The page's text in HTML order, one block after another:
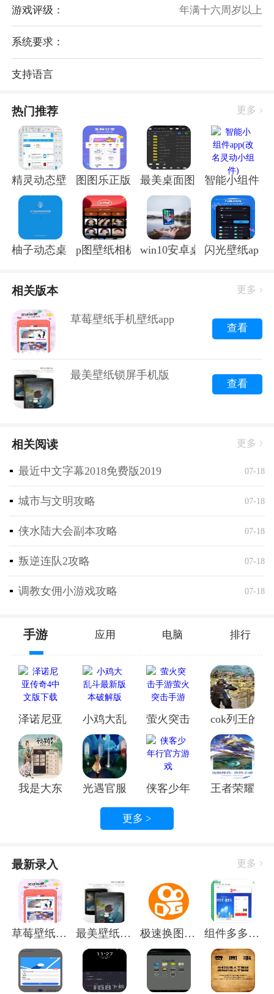
草莓壁纸APP，你的私人壁纸库
想要找到心仪的草莓壁纸，手机壁纸APP可是必不可少
提供了丰富的草莓图案，还支持个性化定制，让你轻松
打造独一无二的手机桌面。
1. 草莓乐园：这款APP以草莓为主题，收录了大量的草
莓壁纸，从草莓的实物到草莓的卡通形象，应有尽有。
而且，它还支持实时更新，让你随时都能看到最新的草
莓壁纸。
2. 草莓日记：这款APP不仅提供草莓壁纸，还加入了日
记功能，让你在欣赏草莓美景的同时，记录下生活中的
3. 草莓小镇：这款APP以草莓小镇为背景，提供了许多
佛置身于一个甜蜜的世界。
草莓壁纸，风格多样，总有一款适合你
草莓壁纸的风格多种多样，总有一款能触动你的心弦。
抱。这类草莓壁纸通常以卡通形象为主，色彩鲜艳，充
这类草莓壁纸以绿色、粉色为主色调，给人一种舒适的
感觉。
3. 浪漫风：草莓是爱情的象征，这类草莓壁纸通常以浪
漫的背景和草莓元素相结合，让人感受到爱情的甜蜜。
想要让你的手机更有个性，草莓壁纸可是不可或缺的元
素。以下是一些使用草莓壁纸的小技巧：
游戏评级： 年满十六周岁以上
系统要求：
支持语言
热门推荐 更多
精灵动态壁纸软件(小精灵壁纸)
图图乐正版 最美桌面图标app智能小组件
柚子动态桌面appp图壁纸相机软件(改名p图秀秀)
win10安卓桌面app闪光壁纸app
相关版本 更多
草莓壁纸手机壁纸app
查看
最美壁纸锁屏手机版
查看
相关阅读 更多
最近中文字幕2018免费版2019 07-18
城市与文明攻略 07-18
侠水陆大会副本攻略 07-18
叛逆连队2攻略 07-18
调教女佣小游戏攻略 07-18
手游 应用 电脑 排行
泽诺尼亚传奇4中文版下载小鸡大乱斗最新版本破解版
萤火突击手游萤火突击手
cok列王的纷
我是大东家手游官方正版
光遇官服光遇官服侠客少年行官方游戏
王者荣耀官
更多 >
最新录入 更多
草莓壁纸手机壁纸app 最美壁纸锁屏手机版 极速换图标官方正版 组件多多正版软件